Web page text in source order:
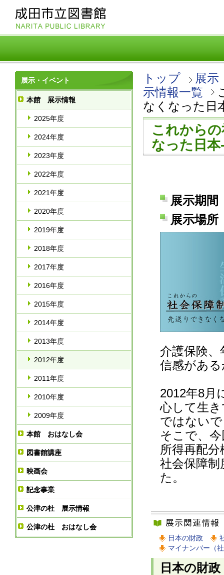
展示・イベント
本館 展示情報
2025年度
2024年度
2023年度
2022年度
2021年度
2020年度
2019年度
2018年度
2017年度
2016年度
2015年度
2014年度
2013年度
2012年度
2011年度
2010年度
2009年度
本館 おはなし会
図書館講座
映画会
記念事業
公津の杜 展示情報
公津の杜 おはなし会
トップ
展示
示情報一覧
なくなった日
これから
なった日本
展示期間
展示場所
介護保険
信感があ
2012年8月
心して生
ではない
そこで、
所得再配
社会保障
た。
日本の財政
マイナンバー（
日本の財政